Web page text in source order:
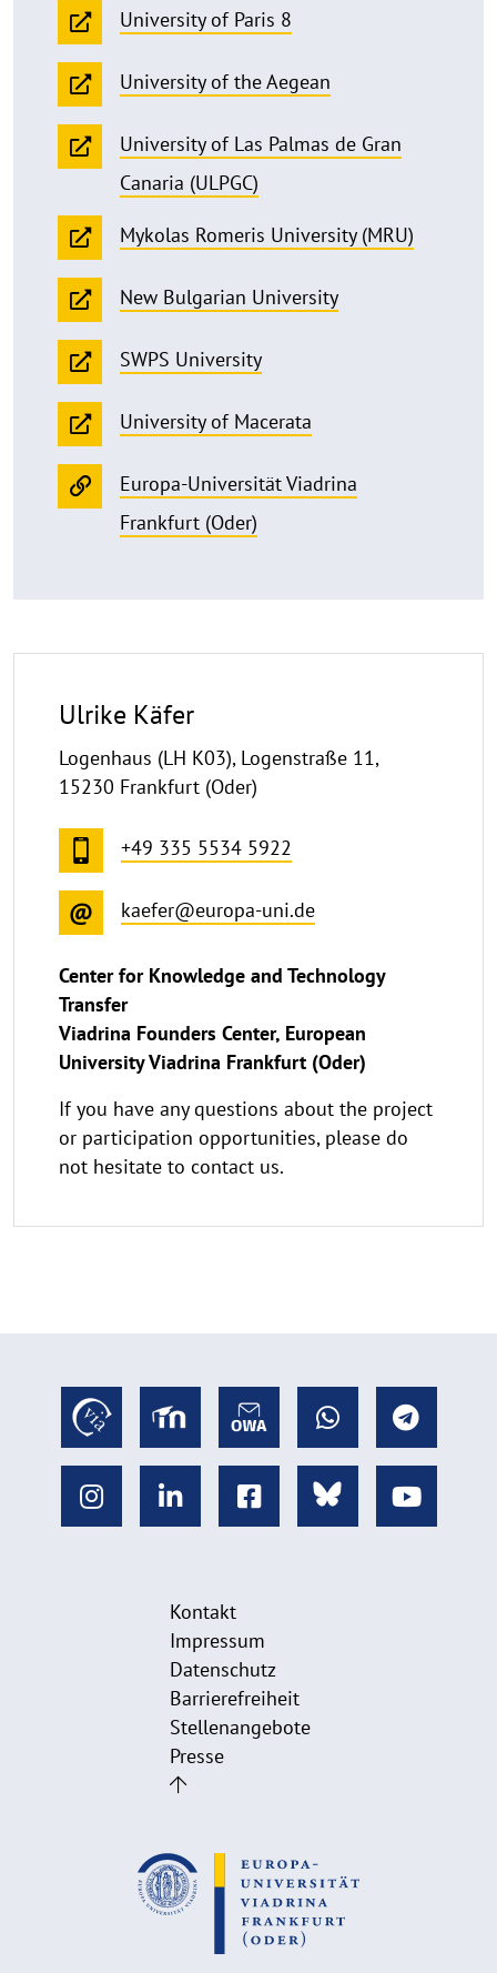
University of Paris 8
University of the Aegean
University of Las Palmas de Gran
Canaria (ULPGC)
Mykolas Romeris University (MRU)
New Bulgarian University
SWPS University
University of Macerata
Europa-Universität Viadrina
Frankfurt (Oder)
Ulrike Käfer
Logenhaus (LH K03), Logenstraße 11,
15230 Frankfurt (Oder)
+49 335 5534 5922
kaefer@europa-uni.de
Center for Knowledge and Technology
Transfer
Viadrina Founders Center, European
University Viadrina Frankfurt (Oder)
If you have any questions about the project
or participation opportunities, please do
not hesitate to contact us.
Kontakt
Impressum
Datenschutz
Barrierefreiheit
Stellenangebote
Presse